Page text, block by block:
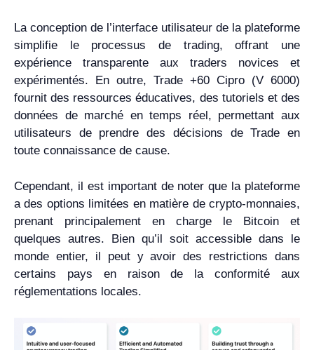
La conception de l’interface utilisateur de la plateforme
simplifie le processus de trading, offrant une
expérience transparente aux traders novices et
expérimentés. En outre, Trade +60 Cipro (V 6000)
fournit des ressources éducatives, des tutoriels et des
données de marché en temps réel, permettant aux
utilisateurs de prendre des décisions de Trade en
toute connaissance de cause.
Cependant, il est important de noter que la plateforme
a des options limitées en matière de crypto-monnaies,
prenant principalement en charge le Bitcoin et
quelques autres. Bien qu’il soit accessible dans le
monde entier, il peut y avoir des restrictions dans
certains pays en raison de la conformité aux
réglementations locales.